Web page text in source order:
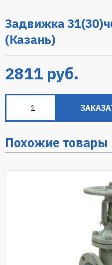
Задвижка
(Казань)
2811 руб.
Похожие товары